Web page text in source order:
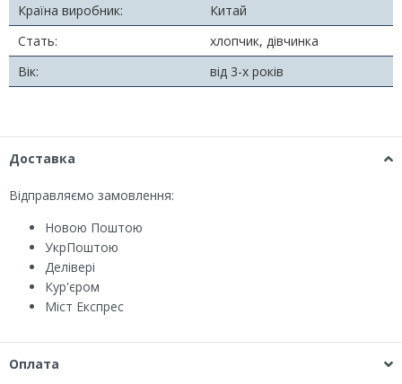
Країна виробник:
Китай
Стать:
хлопчик, дівчинка
Вік:
від 3-х років
Доставка
Відправляємо замовлення:
Новою Поштою
УкрПоштою
Делівері
Кур'єром
Міст Експрес
Оплата